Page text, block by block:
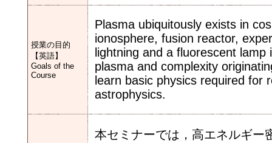
授業の目的
【英語】
Goals of the
Course
Plasma ubiquitously exists in
ionosphere, fusion reactor,
lightning and a fluorescent
plasma and complexity
learn basic physics required for
astrophysics.
本セミナーでは，高エネルギー